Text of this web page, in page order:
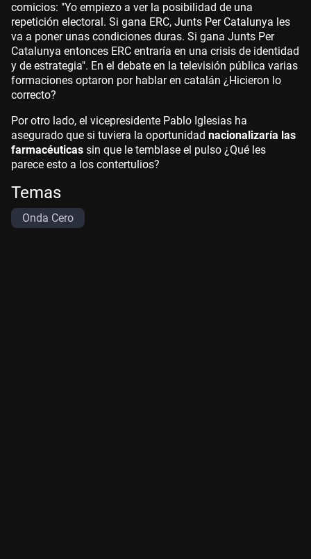
comicios: "Yo empiezo a ver la posibilidad de una
repetición electoral. Si gana ERC, Junts Per Catalunya les
va a poner unas condiciones duras. Si gana Junts Per
Catalunya entonces ERC entraría en una crisis de identidad
y de estrategia". En el debate en la televisión pública varias
formaciones optaron por hablar en catalán ¿Hicieron lo
correcto?
Por otro lado, el vicepresidente Pablo Iglesias ha
asegurado que si tuviera la oportunidad nacionalizaría las
farmacéuticas sin que le temblase el pulso ¿Qué les
parece esto a los contertulios?
Temas
Onda Cero